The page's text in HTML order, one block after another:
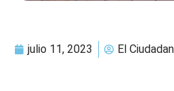
julio 11, 2023 El